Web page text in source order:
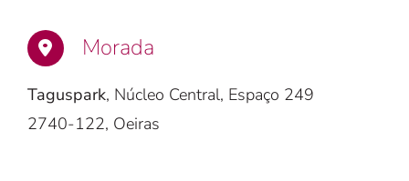
Morada
Taguspark, Núcleo Central, Espaço 249
2740-122, Oeiras